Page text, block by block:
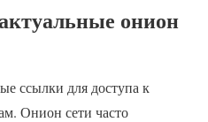
онион
ссылки для доступа к
Онион сети часто